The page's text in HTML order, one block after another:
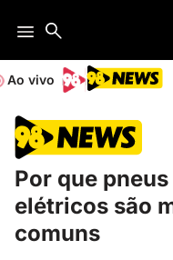
Ao vivo
Por que
elétricos são
comuns